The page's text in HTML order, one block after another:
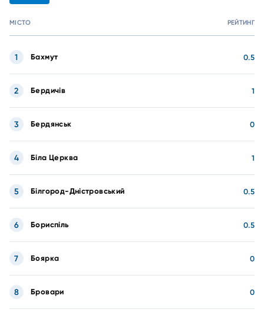
МІСТО РЕЙТИНГ
Бахмут 0.5
1
Бердичів 1
2
Бердянськ 0
3
Біла Церква 1
4
Білгород-Дністровський 0.5
5
Бориспіль 0.5
6
Боярка 0
7
Бровари 0
8